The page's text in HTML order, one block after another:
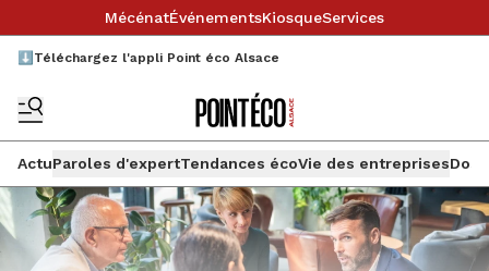
MécénatÉvénementsKiosqueServices
⬇️Téléchargez l'appli Point éco Alsace
ActuParoles d'expertTendances écoVie des entreprises